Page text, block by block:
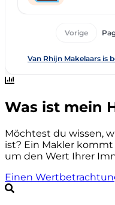
Was ist mein
Möchtest du wissen,
ist? Ein Makler
um den Wert Ihrer
Einen